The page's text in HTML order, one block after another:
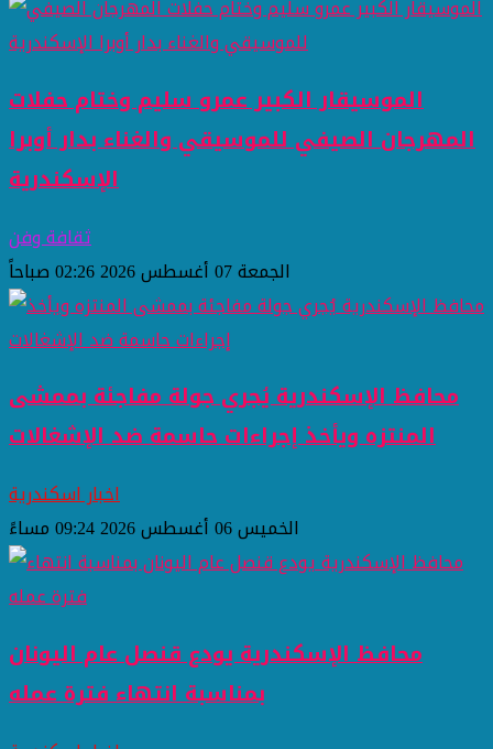
الموسيقار الكبير عمرو سليم وختام حفلات
المهرجان الصيفي للموسيقي والغناء بدار أوبرا
الإسكندرية
ثقافة وفن
الجمعة 07 أغسطس 2026 02:26 صباحاً
محافظ الإسكندرية يُجري جولة مفاجئة بممشى
المنتزه ويأخذ إجراءات حاسمة ضد الإشغالات
اخبار اسكندرية
الخميس 06 أغسطس 2026 09:24 مساءً
محافظ الإسكندرية يودع قنصل عام اليونان
بمناسبة انتهاء فترة عمله